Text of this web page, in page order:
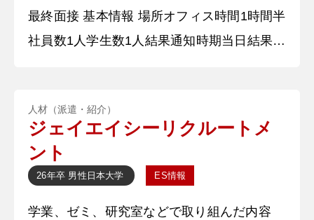
率化を図り継続した事で、チームの
最終面接 基本情報 場所オフィス時間1時間半
社員数1人学生数1人結果通知時期当日結果通
す。本日は貴重なお時間設けてくださりあり
がとうございます。よろしくお願いいたしま
す。 【深掘質問】 学生時代に部活やサーク
ルには入っていましたか。 【深堀質問回
答】 部活動や
人材（派遣・紹介）
ジェイエイシーリクルートメ
ント
26年卒 男性 日本大学 ES情報
学業、ゼミ、研究室などで取り組んだ内容